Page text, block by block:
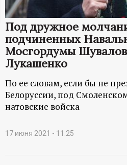
а
ц
и
о
н
н
ы
Под дружное
подчиненных
Мосгордумы
Лукашенко
По ее словам, если бы не
Белоруссии, под
натовские войска
17 июня 2021 - 11:25